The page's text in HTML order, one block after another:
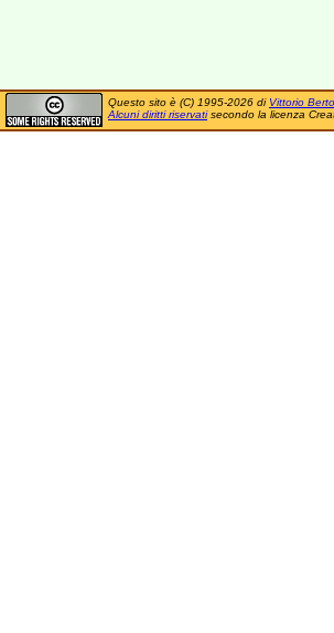
Questo sito è (C) 1995-2026 di Vittorio
Alcuni diritti riservatisecondo la licenza